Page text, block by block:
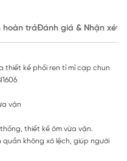
hoàn trảĐánh giá & Nhận xét
thiết kế phối ren tỉ mỉ cạp chun
vặn
thiết kế ôm vừa vặn.
không xô lệch, giúp người